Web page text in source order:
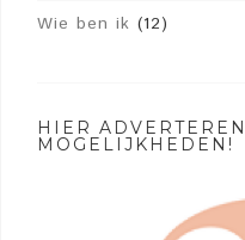
Wie ben ik (12)
HIER
MOGELIJKHEDEN!